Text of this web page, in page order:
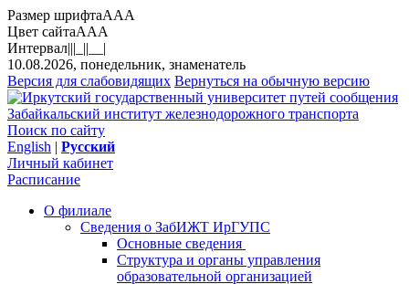
Размер шрифтаAAA
Цвет сайтаAAA
Интервал|||_||__|
10.08.2026, понедельник, знаменатель
Версия для слабовидящих Вернуться на обычную версию
Забайкальский институт железнодорожного транспорта
Поиск по сайту
English | Русский
Личный кабинет
Расписание
О филиале
Сведения о ЗабИЖТ ИрГУПС
Основные сведения
Структура и органы управления
образовательной организацией